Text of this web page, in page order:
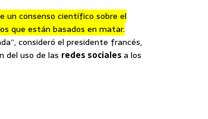
un consenso científico sobre el
que están basados en matar.
consideró el presidente francés,
del uso de las redes socialesa los